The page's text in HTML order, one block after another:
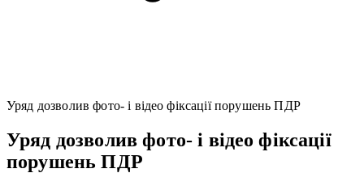
Уряд дозволив фото- і відео фіксації порушень ПДР
Уряд дозволив фото- і відео фіксації
порушень ПДР